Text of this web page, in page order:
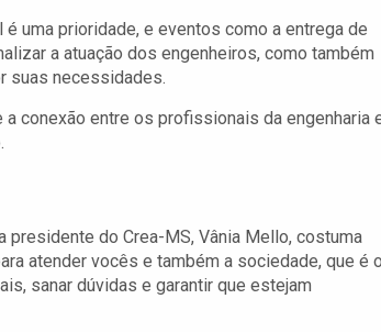
uma prioridade, e eventos como a entrega de
a atuação dos engenheiros, como também
suas necessidades.
conexão entre os profissionais da engenharia
do Crea-MS, Vânia Mello, costuma
atender vocês e também a sociedade, que é
sanar dúvidas e garantir que estejam